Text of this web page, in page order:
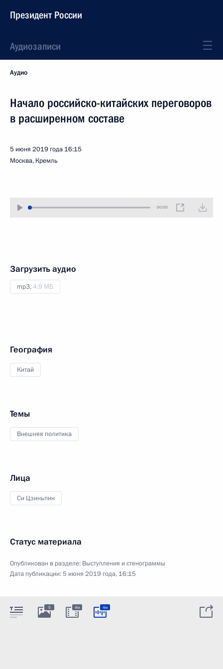
Президент России
Аудиозаписи
Аудио
Начало российско-китайских переговоров
в расширенном составе
5 июня 2019 года 16:15
Москва, Кремль
00:00
Загрузить аудио
mp3,4.9 МБ
География
Китай
Темы
Внешняя политика
Лица
Си Цзиньпин
Статус материала
Опубликован в разделе: Выступления и стенограммы
Дата публикации:5 июня 2019 года, 16:15
5 4м 4м